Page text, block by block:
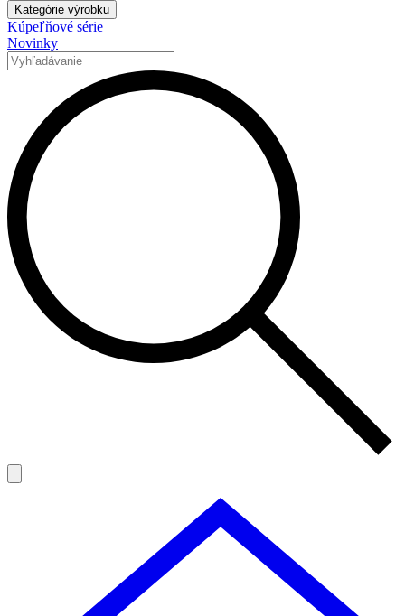
Kategórie výrobku
Kúpeľňové série
Novinky